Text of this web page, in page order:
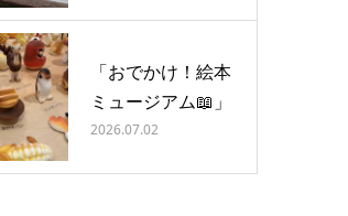
「おでかけ！絵本
ミュージアム📖」
2026.07.02